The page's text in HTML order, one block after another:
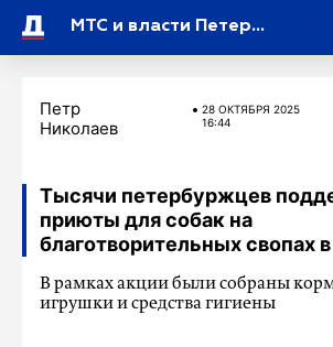
МТС и власти Петербурга защитят жителей от мошенников
Петр
Николаев
28 ОКТЯБРЯ 2025
16:44
Тысячи петербуржцев
приюты для собак на
благотворительных свопах
В рамках акции были собраны
игрушки и средства гигиены